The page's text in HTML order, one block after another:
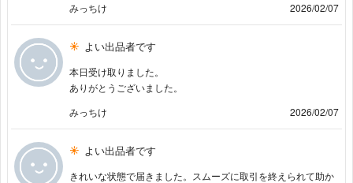
みっちけ
2026/02/07
よい出品者です
本日受け取りました。
ありがとうございました。
みっちけ
2026/02/07
よい出品者です
きれいな状態で届きました。スムーズに取引を終えられて助か